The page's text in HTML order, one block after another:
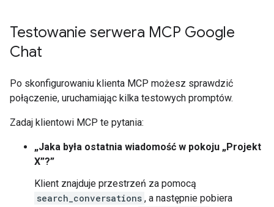
Testowanie serwera MCP Google
Chat
Po skonfigurowaniu klienta MCP możesz sprawdzić
połączenie, uruchamiając kilka testowych promptów.
Zadaj klientowi MCP te pytania:
„Jaka była ostatnia wiadomość w pokoju „Projekt
X”?”
Klient znajduje przestrzeń za pomocą
search_conversations , a następnie pobiera